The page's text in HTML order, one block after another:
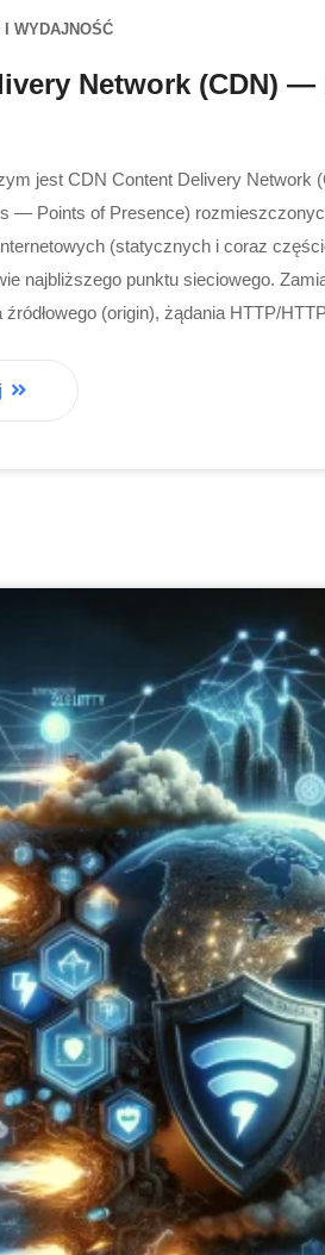
WYDAJNOŚĆ
Network (CDN)
jest CDN Content Delivery Network
— Points of Presence)
(statycznych i coraz
najbliższego punktu sieciowego.
źródłowego (origin), żądania HTTP/